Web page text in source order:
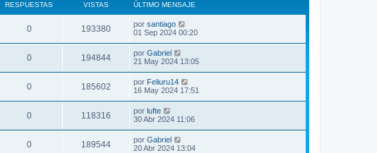
RESPUESTAS VISTAS ÚLTIMO MENSAJE
0 193380 por santiago
01 Sep 2024 00:20
0 194844 por Gabriel
21 May 2024 13:05
0 185602 por Feliuru14
16 May 2024 17:51
0 118316 por lufte
30 Abr 2024 11:06
0 189544 por Gabriel
20 Abr 2024 13:04